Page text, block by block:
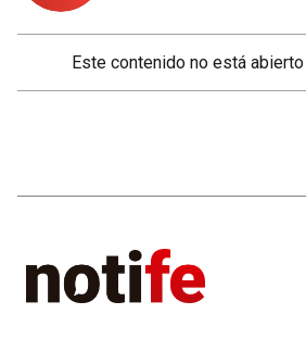
Este contenido no está